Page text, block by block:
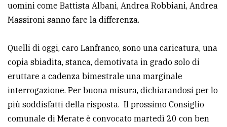
uomini come Battista Albani, Andrea Robbiani, Andrea
Massironi sanno fare la differenza.
Quelli di oggi, caro Lanfranco, sono una caricatura, una
copia sbiadita, stanca, demotivata in grado solo di
eruttare a cadenza bimestrale una marginale
interrogazione. Per buona misura, dichiarandosi per lo
più soddisfatti della risposta. Il prossimo Consiglio
comunale di Merate è convocato martedì 20 con ben